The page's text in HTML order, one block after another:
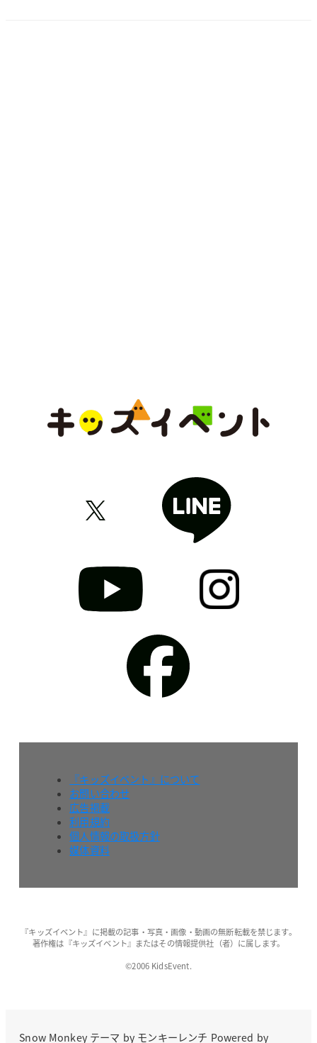
『キッズイベント』について
お問い合わせ
広告掲載
利用規約
個人情報の取扱方針
媒体資料
『キッズイベント』に掲載の記事・写真・画像・動画の無断転載を禁じます。
著作権は『キッズイベント』またはその情報提供社（者）に属します。
©2006 KidsEvent.
Snow Monkeyテーマ by モンキーレンチ Powered by